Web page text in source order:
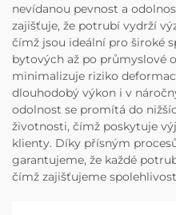
nevídanou pevnost a
zajišťuje, že potrubí vydrží
čímž jsou ideální pro široké
bytových až po průmyslové
minimalizuje riziko
dlouhodobý výkon i v
odolnost se promítá do
životnosti, čímž poskytuje
klienty. Díky přísným
garantujeme, že každé
čímž zajišťujeme